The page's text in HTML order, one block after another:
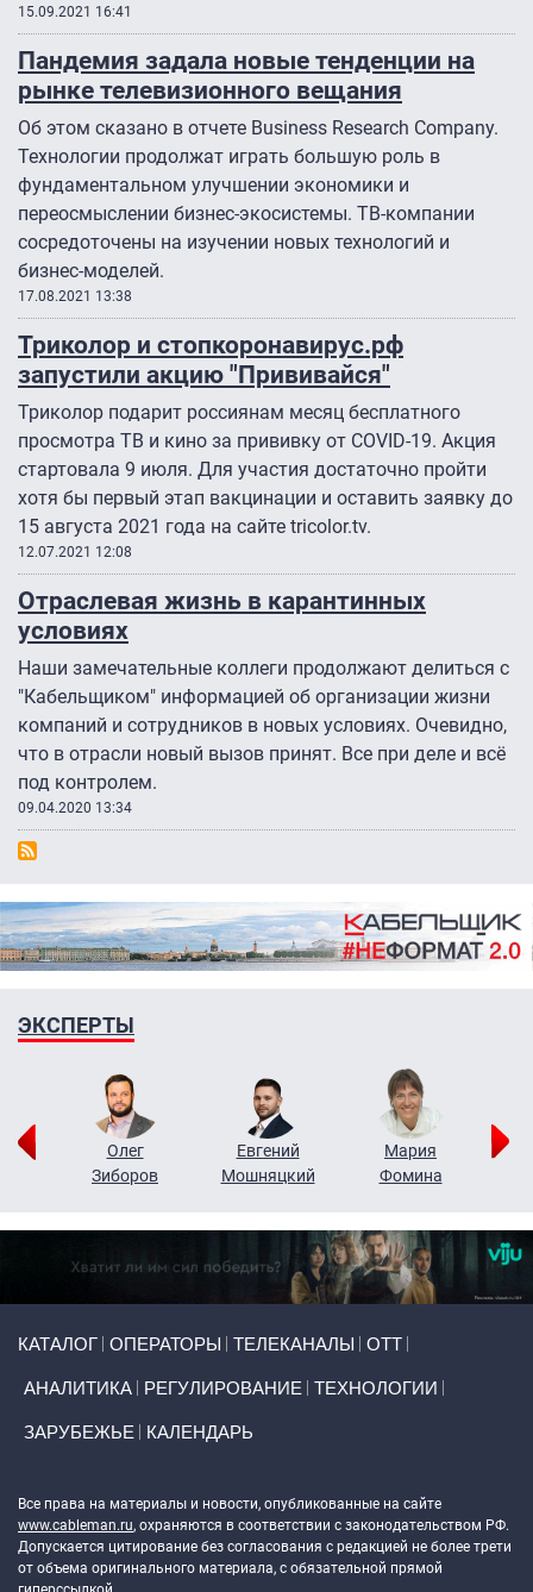
15.09.2021 16:41
Пандемия задала новые тенденции на
рынке телевизионного вещания
Об этом сказано в отчете Business Research Company.
Технологии продолжат играть большую роль в
фундаментальном улучшении экономики и
переосмыслении бизнес-экосистемы. ТВ-компании
сосредоточены на изучении новых технологий и
бизнес-моделей.
17.08.2021 13:38
Триколор и стопкоронавирус.рф
запустили акцию "Прививайся"
Триколор подарит россиянам месяц бесплатного
просмотра ТВ и кино за прививку от COVID-19. Акция
стартовала 9 июля. Для участия достаточно пройти
хотя бы первый этап вакцинации и оставить заявку до
15 августа 2021 года на сайте tricolor.tv.
12.07.2021 12:08
Отраслевая жизнь в карантинных
условиях
Наши замечательные коллеги продолжают делиться с
"Кабельщиком" информацией об организации жизни
компаний и сотрудников в новых условиях. Очевидно,
что в отрасли новый вызов принят. Все при деле и всё
под контролем.
09.04.2020 13:34
ЭКСПЕРТЫ
Олег
Зиборов
Евгений
Мошняцкий
Мария
Фомина
КАТАЛОГ ОПЕРАТОРЫ ТЕЛЕКАНАЛЫ ОТТ
АНАЛИТИКА РЕГУЛИРОВАНИЕ ТЕХНОЛОГИИ
ЗАРУБЕЖЬЕ КАЛЕНДАРЬ
Все права на материалы и новости, опубликованные на сайте
www.cableman.ru, охраняются в соответствии с законодательством РФ.
Допускается цитирование без согласования с редакцией не более трети
от объема оригинального материала, с обязательной прямой